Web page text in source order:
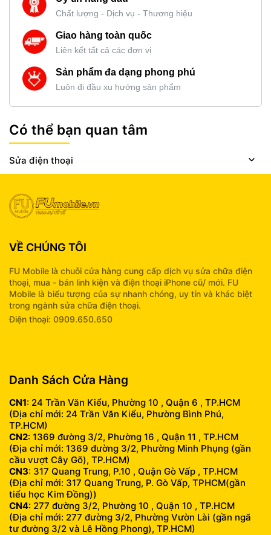
Chất lượng - Dịch vụ - Thương hiệu
Giao hàng toàn quốc
Liên kết tất cả các đơn vị
Sản phẩm đa dạng phong phú
Luôn đi đầu xu hướng sản phẩm
Có thể bạn quan tâm
Sửa điện thoại
VỀ CHÚNG TÔI
FU Mobile là chuỗi cửa hàng cung cấp dịch vụ sửa chữa điện
thoại, mua - bán linh kiện và điện thoại iPhone cũ/ mới. FU
Mobile là biểu tượng của sự nhanh chóng, uy tín và khác biệt
trong ngành sửa chữa điện thoại.
Điện thoại: 0909.650.650
Danh Sách Cửa Hàng
CN1: 24 Trần Văn Kiểu, Phường 10 , Quận 6 , TP.HCM
(Địa chỉ mới: 24 Trần Văn Kiểu, Phường Bình Phú,
TP.HCM)
CN2: 1369 đường 3/2, Phường 16 , Quận 11 , TP.HCM
(Địa chỉ mới: 1369 đường 3/2, Phường Minh Phụng (gần
cầu vượt Cây Gõ), TP.HCM)
CN3: 317 Quang Trung, P.10 , Quận Gò Vấp , TP.HCM
(Địa chỉ mới: 317 Quang Trung, P. Gò Vấp, TPHCM(gần
tiểu học Kim Đồng))
CN4: 277 đường 3/2, Phường 10 , Quận 10 , TP.HCM
(Địa chỉ mới: 277 đường 3/2, Phường Vườn Lài (gần ngã
tư đường 3/2 và Lê Hồng Phong), TP.HCM)